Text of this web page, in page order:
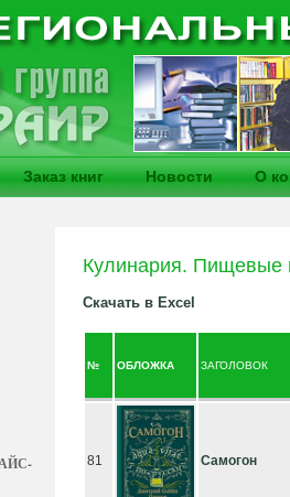
Заказ книг Новости О
Кулинария. Пищевые
Скачать в Excel
№ ОБЛОЖКА ЗАГОЛОВОК
81 Самогон